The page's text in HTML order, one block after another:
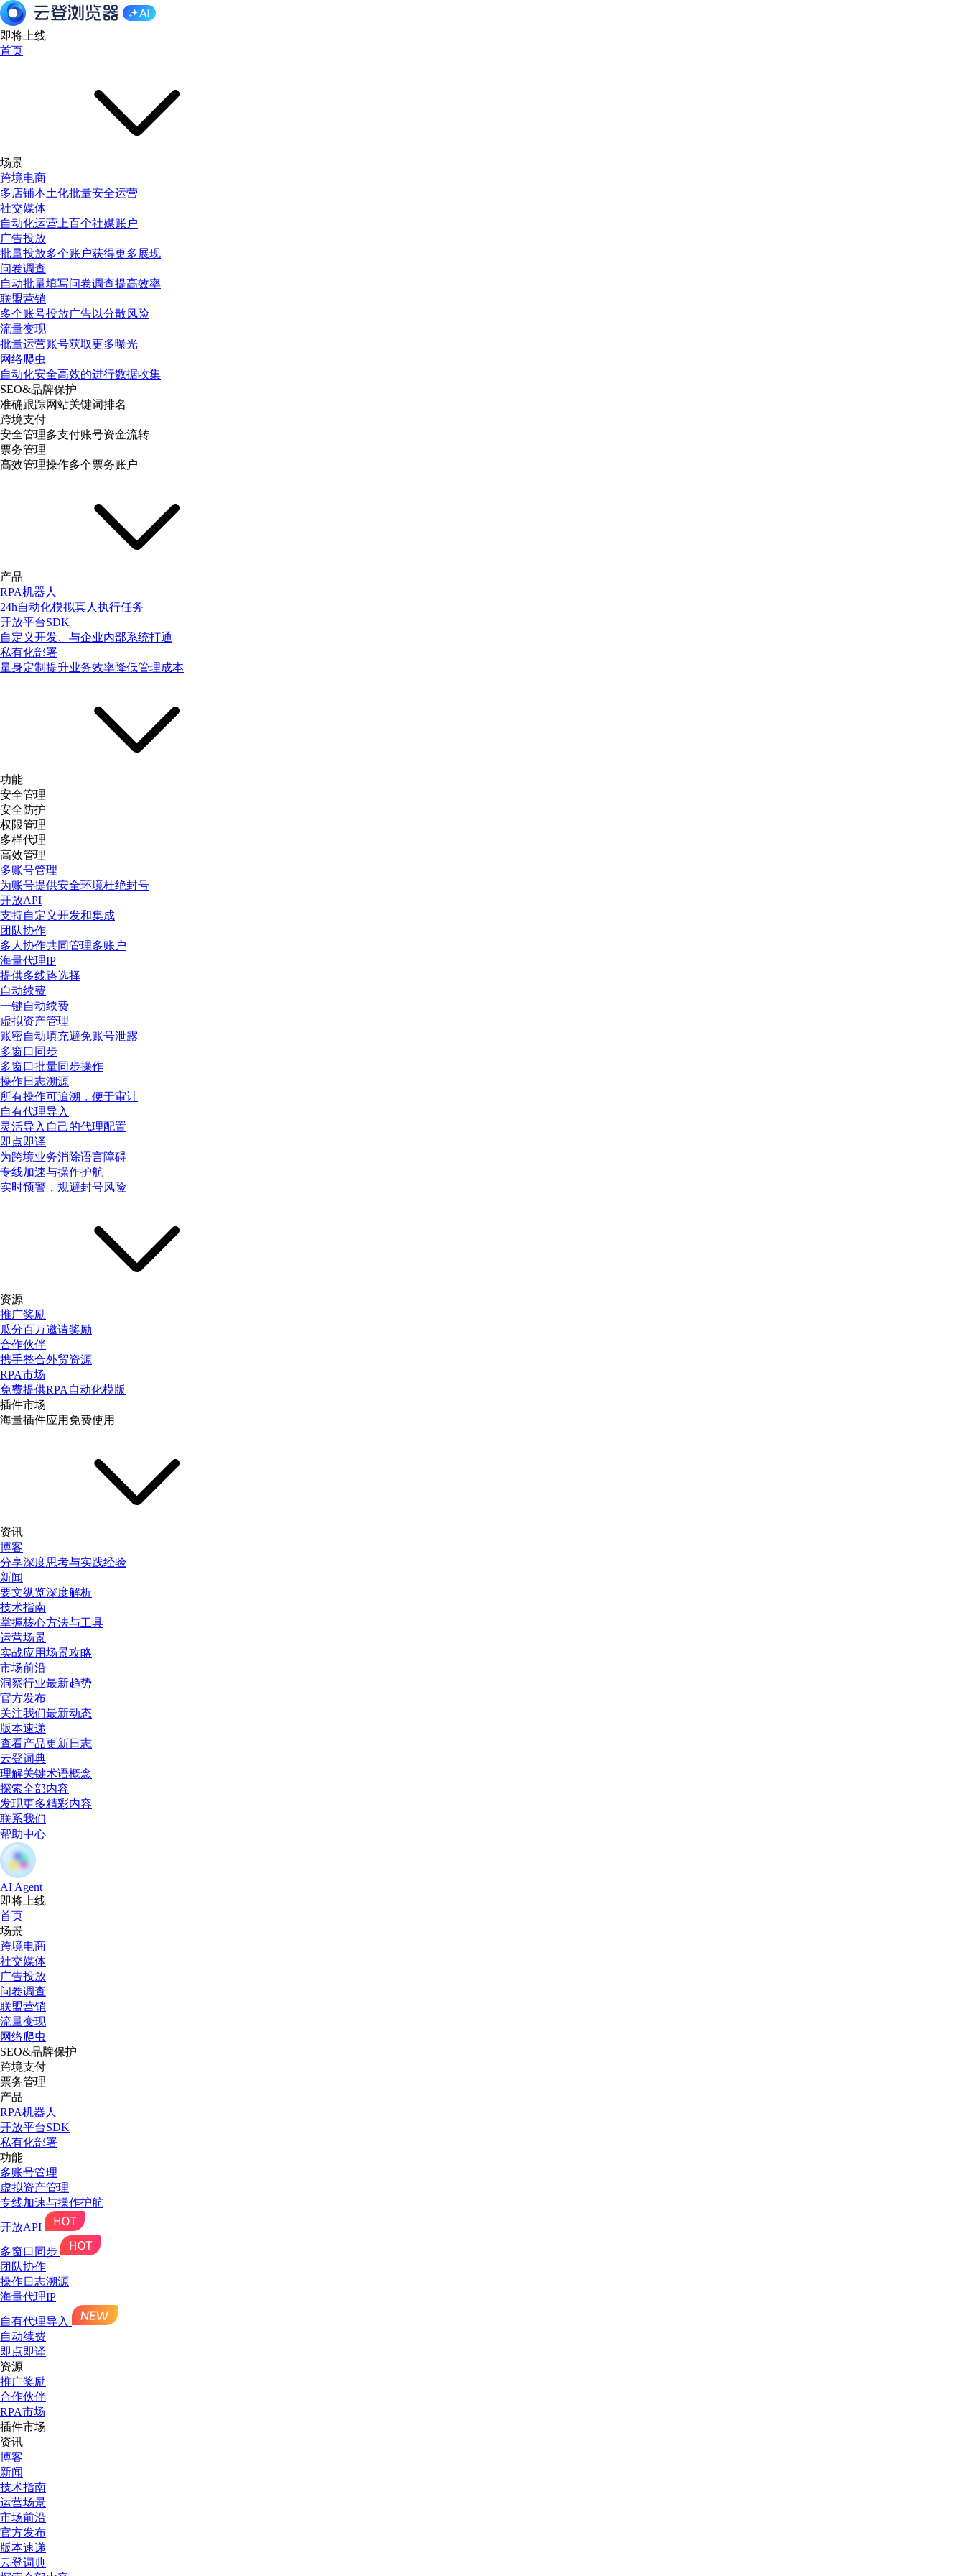
即将上线
首页
场景
跨境电商
多店铺本土化批量安全运营
社交媒体
自动化运营上百个社媒账户
广告投放
批量投放多个账户获得更多展现
问卷调查
自动批量填写问卷调查提高效率
联盟营销
多个账号投放广告以分散风险
流量变现
批量运营账号获取更多曝光
网络爬虫
自动化安全高效的进行数据收集
SEO&品牌保护
准确跟踪网站关键词排名
跨境支付
安全管理多支付账号资金流转
票务管理
高效管理操作多个票务账户
产品
RPA机器人
24h自动化模拟真人执行任务
开放平台SDK
自定义开发、与企业内部系统打通
私有化部署
量身定制提升业务效率降低管理成本
功能
安全管理
安全防护
权限管理
多样代理
高效管理
多账号管理
为账号提供安全环境杜绝封号
开放API
支持自定义开发和集成
团队协作
多人协作共同管理多账户
海量代理IP
提供多线路选择
自动续费
一键自动续费
虚拟资产管理
账密自动填充避免账号泄露
多窗口同步
多窗口批量同步操作
操作日志溯源
所有操作可追溯，便于审计
自有代理导入
灵活导入自己的代理配置
即点即译
为跨境业务消除语言障碍
专线加速与操作护航
实时预警，规避封号风险
资源
推广奖励
瓜分百万邀请奖励
合作伙伴
携手整合外贸资源
RPA市场
免费提供RPA自动化模版
插件市场
海量插件应用免费使用
资讯
博客
分享深度思考与实践经验
新闻
要文纵览深度解析
技术指南
掌握核心方法与工具
运营场景
实战应用场景攻略
市场前沿
洞察行业最新趋势
官方发布
关注我们最新动态
版本速递
查看产品更新日志
云登词典
理解关键术语概念
探索全部内容
发现更多精彩内容
联系我们
帮助中心
AI Agent
即将上线
首页
场景
跨境电商
社交媒体
广告投放
问卷调查
联盟营销
流量变现
网络爬虫
SEO&品牌保护
跨境支付
票务管理
产品
RPA机器人
开放平台SDK
私有化部署
功能
多账号管理
虚拟资产管理
专线加速与操作护航
开放API
多窗口同步
团队协作
操作日志溯源
海量代理IP
自有代理导入
自动续费
即点即译
资源
推广奖励
合作伙伴
RPA市场
插件市场
资讯
博客
新闻
技术指南
运营场景
市场前沿
官方发布
版本速递
云登词典